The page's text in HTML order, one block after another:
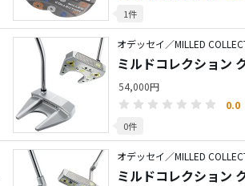
1件
オデッセイ／MILLED
ミルドコレクション
54,000円
0.0
0件
オデッセイ／MILLED
ミルドコレクション